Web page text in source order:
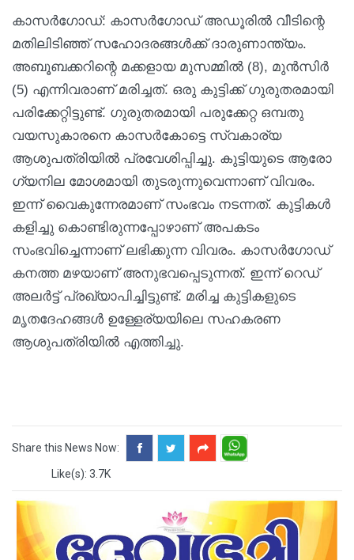
കാസർഗോഡ്: കാസർഗോഡ് അഡൂരില്‍ വീടിന്റെ
മതിലിടിഞ്ഞ് സഹോദരങ്ങൾക്ക് ദാരുണാന്ത്യം.
അബൂബക്കറിന്റെ മക്കളായ മുസമ്മിൽ (8), മുൻസിർ
(5) എന്നിവരാണ് മരിച്ചത്. ഒരു കുട്ടിക്ക് ​ഗുരുതരമായി
പരിക്കേറ്റിട്ടുണ്ട്. ​ഗുരുതരമായി പരുക്കേറ്റ ഒമ്പതു
വയസുകാരനെ കാസർകോട്ടെ സ്വകാര്യ
ആശുപത്രിയിൽ പ്രവേശിപ്പിച്ചു. കുട്ടിയുടെ ആരോ​
ഗ്യനില മോശമായി തുടരുന്നുവെന്നാണ് വിവരം.
ഇന്ന് വൈകുന്നേരമാണ് സംഭവം നടന്നത്. കുട്ടികൾ
കളിച്ചു കൊണ്ടിരുന്നപ്പോഴാണ് അപകടം
സംഭവിച്ചെന്നാണ് ലഭിക്കുന്ന വിവരം. കാസർ​ഗോഡ്
കനത്ത മഴയാണ് അനുഭവപ്പെടുന്നത്. ഇന്ന് റെഡ്
അലർട്ട് പ്രഖ്യാപിച്ചിട്ടുണ്ട്. മരിച്ച കുട്ടികളുടെ
മൃതദേഹങ്ങൾ ഉള്ളേര്യയിലെ സഹകരണ
ആശുപത്രിയിൽ എത്തിച്ചു.
Share this News Now:
Like(s): 3.7K